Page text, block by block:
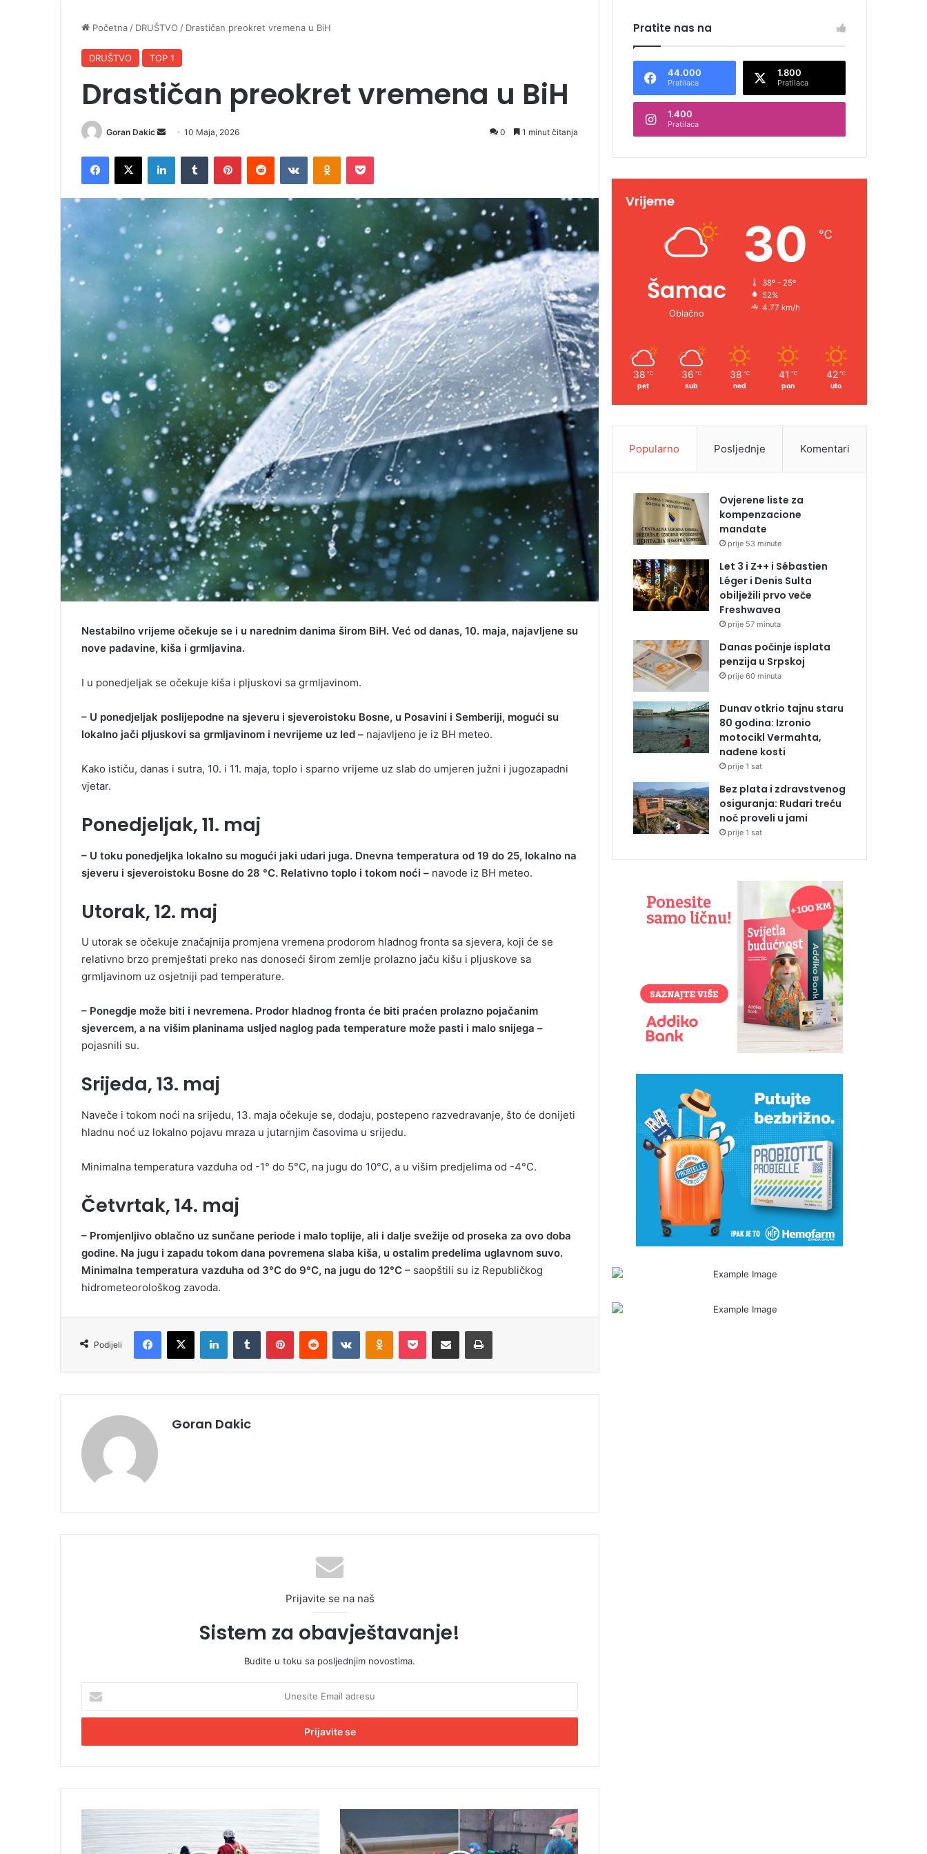
Početna / DRUŠTVO / Drastičan preokret vremena u BiH
DRUŠTVO TOP 1
Drastičan preokret vremena u BiH
Goran Dakic
d
a
10 Maja, 2026 0 1 minut čitanja
Nestabilno vrijeme očekuje se i u narednim danima širom BiH. Već od danas, 10. maja, najavljene su
nove padavine, kiša i grmljavina.
I u ponedjeljak se očekuje kiša i pljuskovi sa grmljavinom.
– U ponedjeljak poslijepodne na sjeveru i sjeveroistoku Bosne, u Posavini i Semberiji, mogući su
lokalno jači pljuskovi sa grmljavinom i nevrijeme uz led – najavljeno je iz BH meteo.
Kako ističu, danas i sutra, 10. i 11. maja, toplo i sparno vrijeme uz slab do umjeren južni i jugozapadni
vjetar.
Ponedjeljak, 11. maj
– U toku ponedjeljka lokalno su mogući jaki udari juga. Dnevna temperatura od 19 do 25, lokalno na
sjeveru i sjeveroistoku Bosne do 28 °C. Relativno toplo i tokom noći – navode iz BH meteo.
Utorak, 12. maj
U utorak se očekuje značajnija promjena vremena prodorom hladnog fronta sa sjevera, koji će se
relativno brzo premještati preko nas donoseći širom zemlje prolazno jaču kišu i pljuskove sa
grmljavinom uz osjetniji pad temperature.
– Ponegdje može biti i nevremena. Prodor hladnog fronta će biti praćen prolazno pojačanim
sjevercem, a na višim planinama usljed naglog pada temperature može pasti i malo snijega –
pojasnili su.
Srijeda, 13. maj
Naveče i tokom noći na srijedu, 13. maja očekuje se, dodaju, postepeno razvedravanje, što će donijeti
hladnu noć uz lokalno pojavu mraza u jutarnjim časovima u srijedu.
Minimalna temperatura vazduha od -1° do 5°C, na jugu do 10°C, a u višim predjelima od -4°C.
Četvrtak, 14. maj
– Promjenljivo oblačno uz sunčane periode i malo toplije, ali i dalje svežije od proseka za ovo doba
godine. Na jugu i zapadu tokom dana povremena slaba kiša, u ostalim predelima uglavnom suvo.
Minimalna temperatura vazduha od 3°C do 9°C, na jugu do 12°C – saopštili su iz Republičkog
hidrometeorološkog zavoda.
Podijeli
Goran Dakic
Prijavite se na naš
Sistem za obavještavanje!
Budite u toku sa posljednjim novostima.
e
i
E
a
i
l
Š
k
u
t
Pratite nas na
44.000
Pratilaca
1.800
Pratilaca
1.400
Pratilaca
Vrijeme
Šamac
Oblačno
30 ℃
38º - 25º
52%
4.77 km/h
38 ℃
pet
36 ℃
sub
38 ℃
ned
41 ℃
pon
42 ℃
uto
Popularno Posljednje Komentari
Ovjerene liste za
kompenzacione
mandate
prije 53 minute
Let 3 i Z++ i Sébastien
Léger i Denis Sulta
obilježili prvo veče
Freshwavea
prije 57 minuta
Danas počinje isplata
penzija u Srpskoj
prije 60 minuta
Dunav otkrio tajnu staru
80 godina: Izronio
motocikl Vermahta,
nađene kosti
prije 1 sat
Bez plata i zdravstvenog
osiguranja: Rudari treću
noć proveli u jami
prije 1 sat